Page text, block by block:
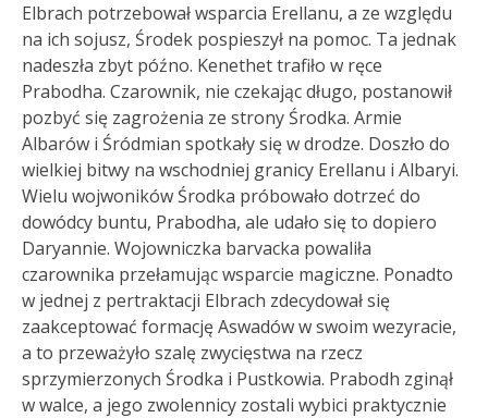
Elbrach potrzebował wsparcia Erellanu, a ze względu
na ich sojusz, Środek pospieszył na pomoc. Ta jednak
nadeszła zbyt późno. Kenethet trafiło w ręce
Prabodha. Czarownik, nie czekając długo, postanowił
pozbyć się zagrożenia ze strony Środka. Armie
Albarów i Śródmian spotkały się w drodze. Doszło do
wielkiej bitwy na wschodniej granicy Erellanu i Albaryi.
Wielu wojwoników Środka próbowało dotrzeć do
dowódcy buntu, Prabodha, ale udało się to dopiero
Daryannie. Wojowniczka barvacka powaliła
czarownika przełamując wsparcie magiczne. Ponadto
w jednej z pertraktacji Elbrach zdecydował się
zaakceptować formację Aswadów w swoim wezyracie,
a to przeważyło szalę zwycięstwa na rzecz
sprzymierzonych Środka i Pustkowia. Prabodh zginął
w walce, a jego zwolennicy zostali wybici praktycznie